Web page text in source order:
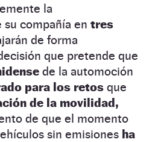
la
su compañía en tres
de forma
que pretende que
de la automoción
para los retos que
de la movilidad,
de que el momento
sin emisiones ha